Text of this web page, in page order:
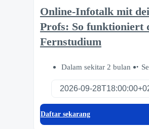
Online-Infotalk mit
Profs: So funktioniert
Fernstudium
Dalam sekitar 2 bulan
Daftar sekarang